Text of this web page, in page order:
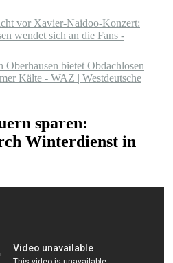
vor Xavier-Naidoo-Konzert:
wendet sich an die Fans -
Oberhausen bietet Obdachlosen
Kälte - WAZ | Westdeutsche
sparen:
Winterdienst in